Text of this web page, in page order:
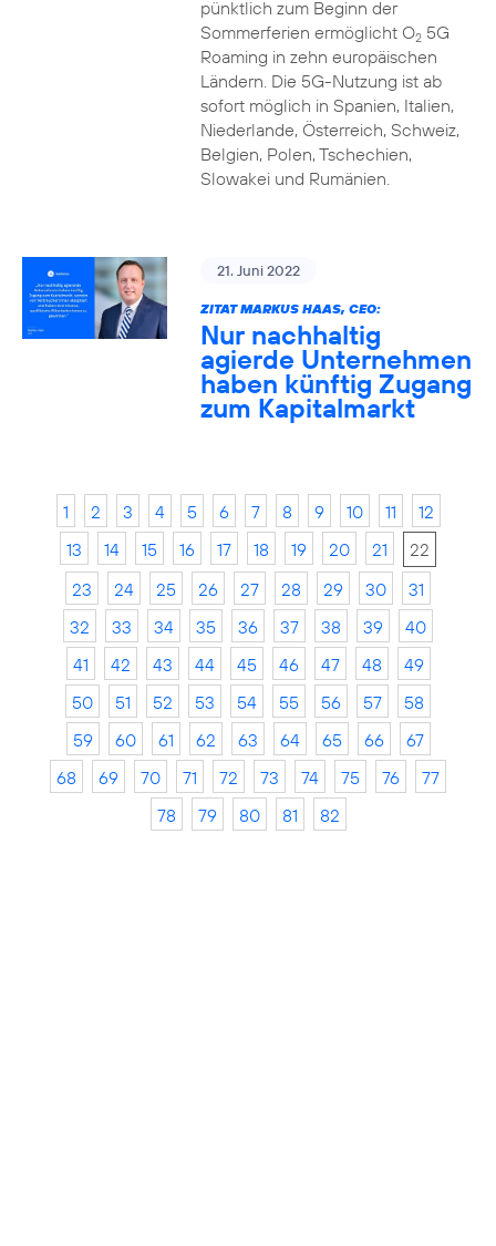
pünktlich zum Beginn der
Sommerferien ermöglicht O25G
Roaming in zehn europäischen
Ländern. Die 5G-Nutzung ist ab
sofort möglich in Spanien, Italien,
Niederlande, Österreich, Schweiz,
Belgien, Polen, Tschechien,
Slowakei und Rumänien.
21. Juni 2022
ZITAT MARKUS HAAS, CEO:
Nur nachhaltig
agierde Unternehmen
haben künftig Zugang
zum Kapitalmarkt
1 2 3 4 5 6 7 8 9 10 11
12
13
14 15 16 17 18 19 20 21
22
23
24 25 26 27 28 29 30
31
32
33 34 35 36 37 38 39
40
41
42 43 44 45 46 47 48
49
50
51 52 53 54 55 56 57
58
59
60 61 62 63 64 65 66
67
68
69 70 71 72 73 74 75 76
77
78
79 80 81 82